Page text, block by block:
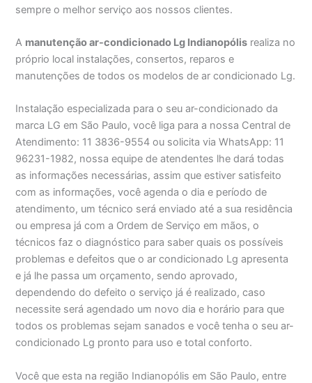
sempre o melhor serviço aos nossos clientes.
A manutenção ar-condicionado Lg Indianopólis realiza no
próprio local instalações, consertos, reparos e
manutenções de todos os modelos de ar condicionado Lg.
Instalação especializada para o seu ar-condicionado da
marca LG em São Paulo, você liga para a nossa Central de
Atendimento: 11 3836-9554 ou solicita via WhatsApp: 11
96231-1982, nossa equipe de atendentes lhe dará todas
as informações necessárias, assim que estiver satisfeito
com as informações, você agenda o dia e período de
atendimento, um técnico será enviado até a sua residência
ou empresa já com a Ordem de Serviço em mãos, o
técnicos faz o diagnóstico para saber quais os possíveis
problemas e defeitos que o ar condicionado Lg apresenta
e já lhe passa um orçamento, sendo aprovado,
dependendo do defeito o serviço já é realizado, caso
necessite será agendado um novo dia e horário para que
todos os problemas sejam sanados e você tenha o seu ar-
condicionado Lg pronto para uso e total conforto.
Você que esta na região Indianopólis em São Paulo, entre